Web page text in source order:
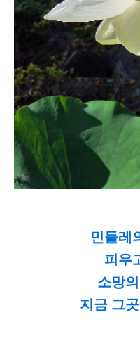
민들레
피우
소망
지금 그